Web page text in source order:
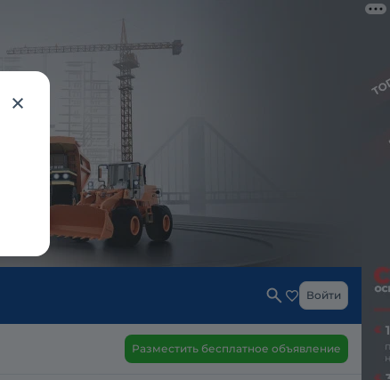
Войти
Разместить бесплатное объявление